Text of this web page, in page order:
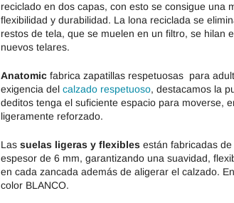
reciclado en dos capas, con esto se consigue una
flexibilidad y durabilidad. La lona reciclada se
restos de tela, que se muelen en un filtro, se hilan
nuevos telares.
Anatomic fabrica zapatillas respetuosas para
exigencia del calzado respetuoso, destacamos la
deditos tenga el suficiente espacio para moverse,
ligeramente reforzado.
Las suelas ligeras y flexibles están fabricadas
espesor de 6 mm, garantizando una suavidad,
en cada zancada además de aligerar el calzado.
color BLANCO.